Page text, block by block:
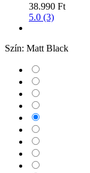
38.990 Ft
5.0 (3)
Szín: Matt Black